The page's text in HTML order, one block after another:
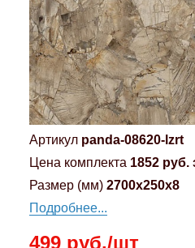
Артикул panda-08620-lzrt
Цена комплекта 1852 руб.
Размер (мм) 2700x250x8
Подробнее...
499 руб./шт